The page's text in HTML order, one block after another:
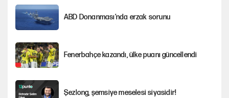
ABD Donanması’nda erzak sorunu
Fenerbahçe kazandı, ülke puanı güncellendi
Şezlong, şemsiye meselesi siyasidir!